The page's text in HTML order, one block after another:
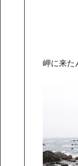
岬に来た